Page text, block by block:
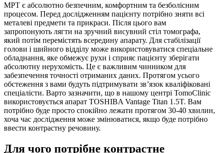
МРТ є абсолютно безпечним, комфортним та безболісним
процесом. Перед дослідженням пацієнту потрібно зняти всі
металеві предмети та прикраси. Після цього вам
запропонують лягти на зручний висувний стіл томографа,
який потім перемістять всередину апарату. Для стабілізації
голови і шийного відділу може використовуватися спеціальне
обладнання, яке обмежує рухи і сприяє пацієнту зберігати
абсолютну нерухомість. Це є важливим чинником для
забезпечення точності отриманих даних. Протягом усього
обстеження з вами будуть підтримувати зв’язок кваліфіковані
спеціалісти. Варто зазначити, що в нашому центрі TomoClinic
використовується апарат TOSHIBA Vantage Titan 1.5T. Вам
потрібно буде просто спокійно лежати протягом 30-40 хвилин,
хоча час дослідження може змінюватися, якщо буде потрібно
ввести контрастну речовину.
Для чого потрібне контрастне